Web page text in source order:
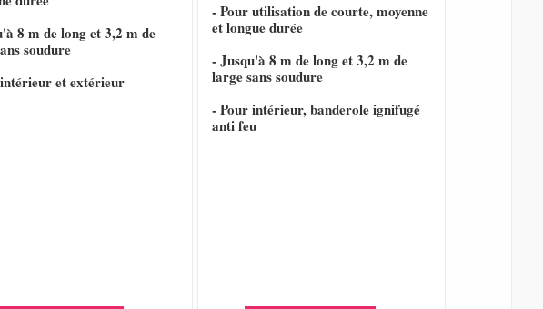
8 m de long et 3,2 m de
soudure
et extérieur
- Pour utilisation de courte, moyenne
et longue durée
- Jusqu'à 8 m de long et 3,2 m de
large sans soudure
- Pour intérieur, banderole ignifugé
anti feu